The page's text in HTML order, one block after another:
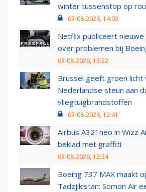
winter tussenstop op
03-08-2026, 14:03
Netflix publiceert
over problemen bij
03-08-2026, 13:22
Brussel geeft groen licht
Nederlandse steun aan
vliegtuigbrandstoffen
03-08-2026, 12:41
Airbus A321neo in Wizz
beklad met graffiti
03-08-2026, 12:34
Boeing 737 MAX maakt
Tadzjikistan: Somon Air